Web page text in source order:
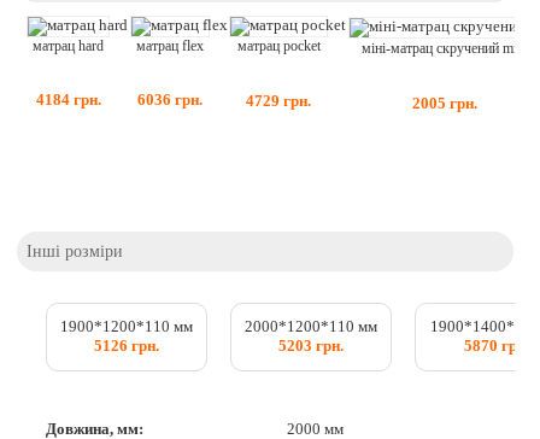
матрац hard
4184 грн.
матрац flex
6036 грн.
матрац pocket
4729 грн.
міні-матрац скручений mini
2005 грн.
Інші розміри
1900*1200*110 мм
5126 грн.
2000*1200*110 мм
5203 грн.
5870 грн.
Довжина, мм:
2000 мм